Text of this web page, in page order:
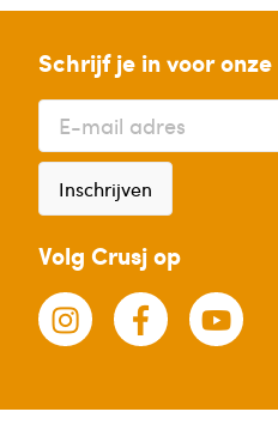
Schrijf je in voor
Inschrijven
Volg Crusj op